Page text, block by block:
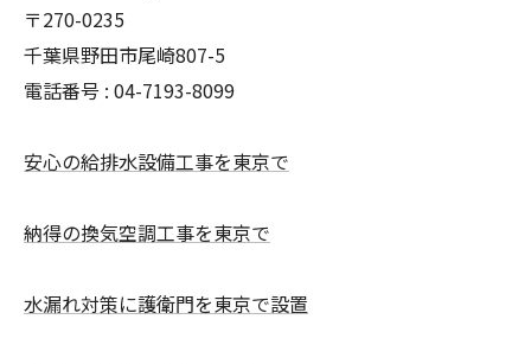
〒270-0235
千葉県野田市尾崎807-5
電話番号 : 04-7193-8099
安心の給排水設備工事を東京で
納得の換気空調工事を東京で
水漏れ対策に護衛門を東京で設置